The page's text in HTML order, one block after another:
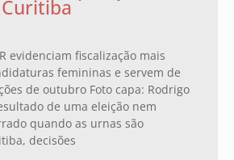
evidenciam fiscalização mais
femininas e servem de
de outubro Foto capa: Rodrigo
de uma eleição nem
quando as urnas são
decisões